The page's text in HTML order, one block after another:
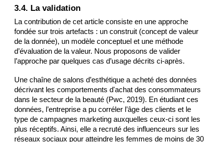
3.4. La validation
La contribution de cet article consiste en une approche
fondée sur trois artefacts : un construit (concept de valeur
de la donnée), un modèle conceptuel et une méthode
d’évaluation de la valeur. Nous proposons de valider
l’approche par quelques cas d’usage décrits ci-après.
Une chaîne de salons d’esthétique a acheté des données
décrivant les comportements d'achat des consommateurs
dans le secteur de la beauté (Pwc, 2019). En étudiant ces
données, l’entreprise a pu corréler l’âge des clients et le
type de campagnes marketing auxquelles ceux-ci sont les
plus réceptifs. Ainsi, elle a recruté des influenceurs sur les
réseaux sociaux pour atteindre les femmes de moins de 30